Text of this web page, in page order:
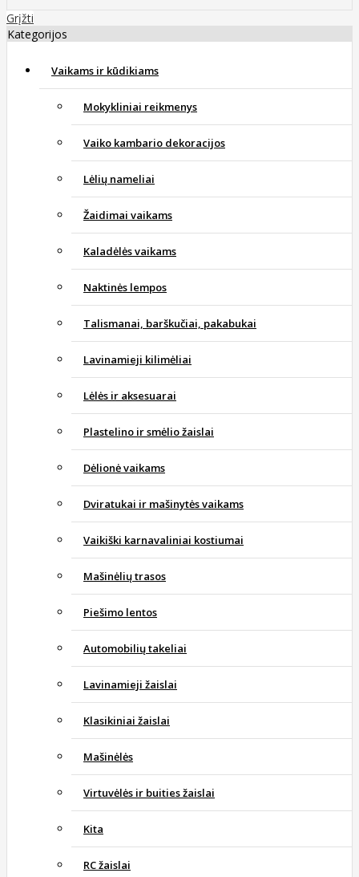
Grįžti
Kategorijos
Vaikams ir kūdikiams
Mokykliniai reikmenys
Vaiko kambario dekoracijos
Lėlių nameliai
Žaidimai vaikams
Kaladėlės vaikams
Naktinės lempos
Talismanai, barškučiai, pakabukai
Lavinamieji kilimėliai
Lėlės ir aksesuarai
Plastelino ir smėlio žaislai
Dėlionė vaikams
Dviratukai ir mašinytės vaikams
Vaikiški karnavaliniai kostiumai
Mašinėlių trasos
Piešimo lentos
Automobilių takeliai
Lavinamieji žaislai
Klasikiniai žaislai
Mašinėlės
Virtuvėlės ir buities žaislai
Kita
RC žaislai